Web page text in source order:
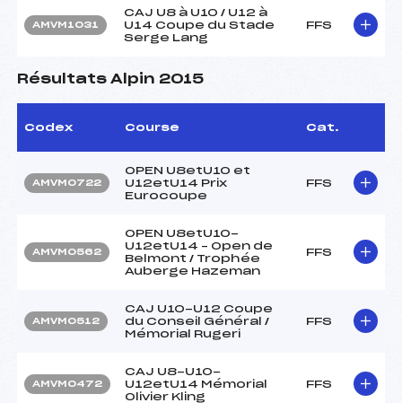
AMVM1031
CAJ U8 à U10 / U12 à
U14 Coupe du Stade
Serge Lang
FFS
Résultats Alpin 2015
Codex Course Cat.
AMVM0722
OPEN U8etU10 et
U12etU14 Prix
Eurocoupe
FFS
AMVM0562
OPEN U8etU10-
U12etU14 – Open de
Belmont / Trophée
Auberge Hazeman
FFS
AMVM0512
CAJ U10-U12 Coupe
du Conseil Général /
Mémorial Rugeri
FFS
AMVM0472
CAJ U8-U10-
U12etU14 Mémorial
Olivier Kling
FFS